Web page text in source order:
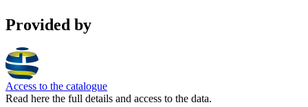
Provided by
Access to the catalogue
Read here the full details and access to the data.